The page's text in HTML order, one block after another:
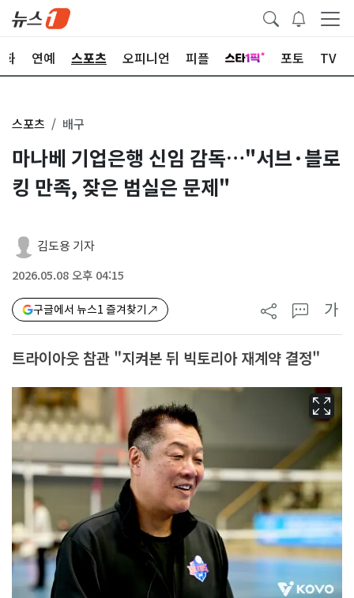
화 연예 스포츠 오피니언 피플 포토 TV
스포츠 배구
마나베 기업은행 신임 감독…"서브·블로
킹 만족, 잦은 범실은 문제"
김도용 기자
2026.05.08 오후 04:15
구글에서 뉴스1 즐겨찾기 가
트라이아웃 참관 "지켜본 뒤 빅토리아 재계약 결정"